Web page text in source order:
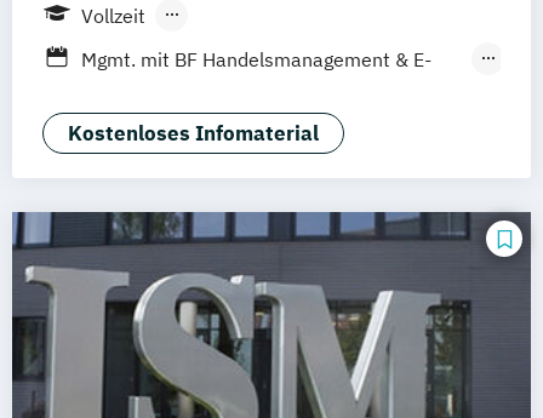
Mannheim
Stuttgart
Vollzeit
Berufsbegleitendes Präsenzstudium
Mgmt. mit BF Handelsmanagement & E-
Social Media Studies Sportmanagement
Kostenloses Infomaterial